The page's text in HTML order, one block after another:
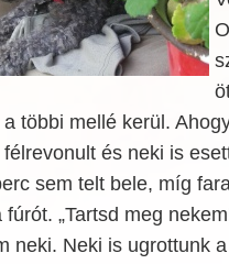
többi mellé kerül.
és neki is
sem telt bele, míg
fúrót. „Tartsd meg
neki. Neki is ugrottunk